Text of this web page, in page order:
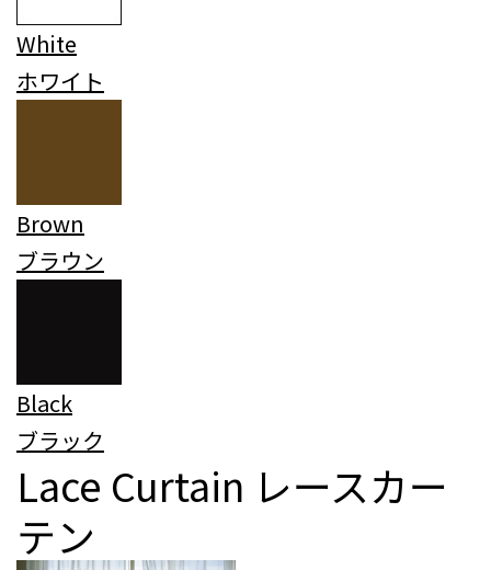
White
ホワイト
Brown
ブラウン
Black
ブラック
Lace Curtain レースカー
テン